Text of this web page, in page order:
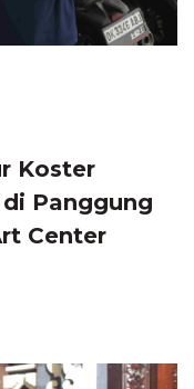
Koster
Panggung
Center